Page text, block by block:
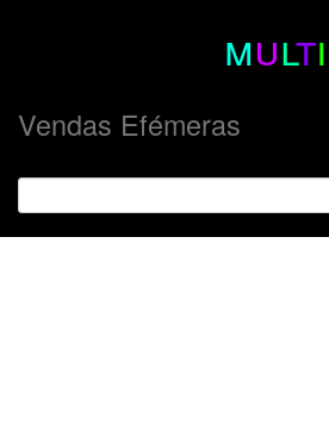
multi
Vendas Efémeras